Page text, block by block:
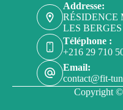
Addresse:
RÉSIDENCE
LES
Téléphone :
+216 29 710
Email:
contact@fit-
Copyright